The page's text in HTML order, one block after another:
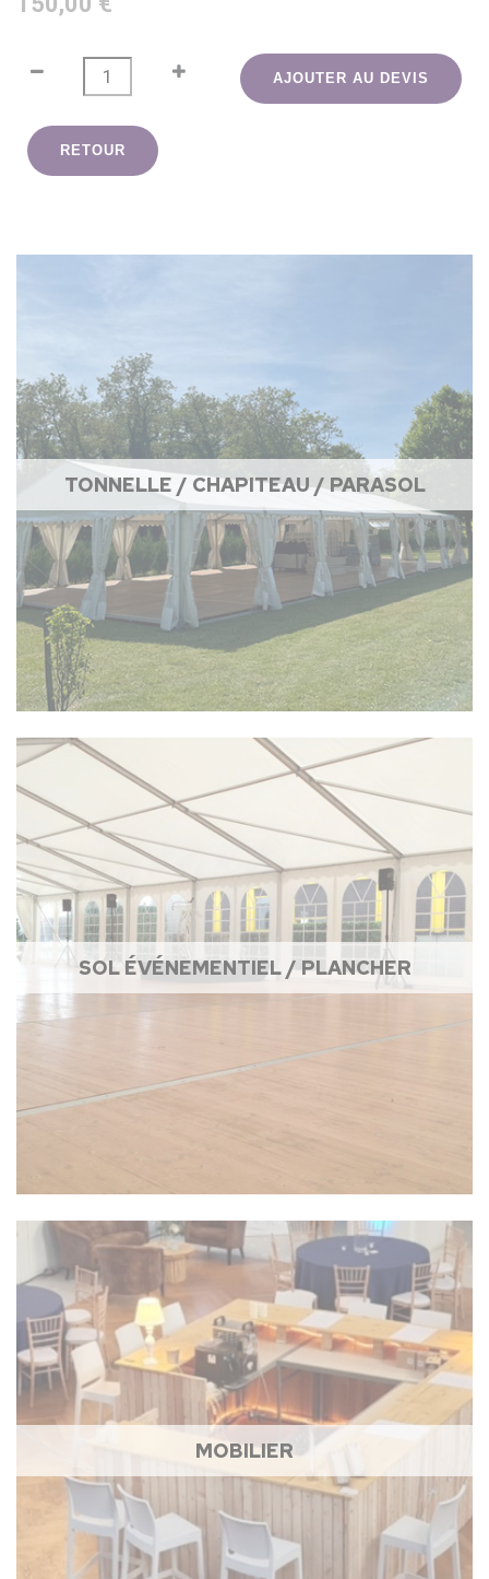
AJOUTER AU DEVIS
RETOUR
TONNELLE / CHAPITEAU / PARASOL
SOL ÉVÉNEMENTIEL / PLANCHER
MOBILIER